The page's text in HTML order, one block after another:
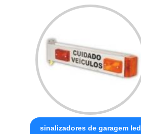
sinalizadores de garagem led